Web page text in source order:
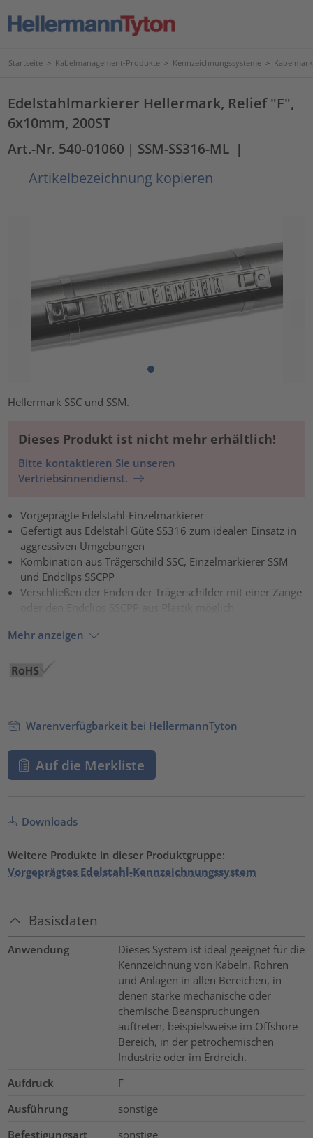
Startseite > Kabelmanagement-Produkte > Kennzeichnungssysteme >
Edelstahlmarkierer Hellermark, Relief "F",
6x10mm, 200ST
Art.-Nr. 540-01060 | SSM-SS316-ML |
Artikelbezeichnung kopieren
Hellermark SSC und SSM.
Dieses Produkt ist nicht mehr erhältlich!
Bitte kontaktieren Sie unseren
Vertriebsinnendienst.
Vorgeprägte Edelstahl-Einzelmarkierer
Gefertigt aus Edelstahl Güte SS316 zum idealen Einsatz in
aggressiven Umgebungen
Kombination aus Trägerschild SSC, Einzelmarkierer SSM
und Endclips SSCPP
Verschließen der Enden der Trägerschilder mit einer Zange
Mehr anzeigen
Warenverfügbarkeit bei HellermannTyton
Auf die Merkliste
Downloads
Weitere Produkte in dieser Produktgruppe:
Vorgeprägtes Edelstahl-Kennzeichnungssystem
Basisdaten
Anwendung
Dieses System ist ideal geeignet für die
Kennzeichnung von Kabeln, Rohren
und Anlagen in allen Bereichen, in
denen starke mechanische oder
chemische Beanspruchungen
auftreten, beispielsweise im Offshore-
Bereich, in der petrochemischen
Industrie oder im Erdreich.
Aufdruck
F
Ausführung
sonstige
Befestigungsart
sonstige